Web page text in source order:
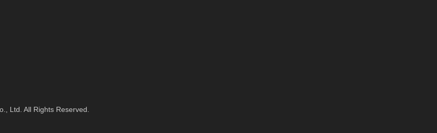
Ltd. All Rights Reserved.